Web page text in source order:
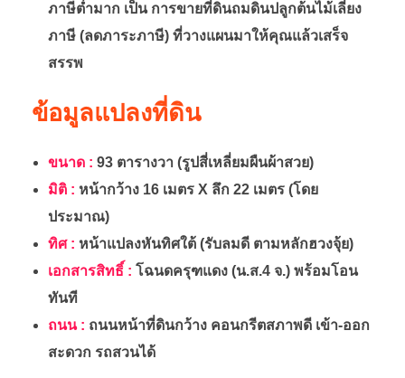
ภาษีต่ำมาก เป็น การขายที่ดินถมดินปลูกต้นไม้เลี่ยง
ภาษี (ลดภาระภาษี) ที่วางแผนมาให้คุณแล้วเสร็จ
สรรพ
ข้อมูลแปลงที่ดิน
ขนาด : 93 ตารางวา (รูปสี่เหลี่ยมผืนผ้าสวย)
มิติ : หน้ากว้าง 16 เมตร X ลึก 22 เมตร (โดย
ประมาณ)
ทิศ : หน้าแปลงหันทิศใต้ (รับลมดี ตามหลักฮวงจุ้ย)
เอกสารสิทธิ์ : โฉนดครุฑแดง (น.ส.4 จ.) พร้อมโอน
ทันที
ถนน : ถนนหน้าที่ดินกว้าง คอนกรีตสภาพดี เข้า-ออก
สะดวก รถสวนได้